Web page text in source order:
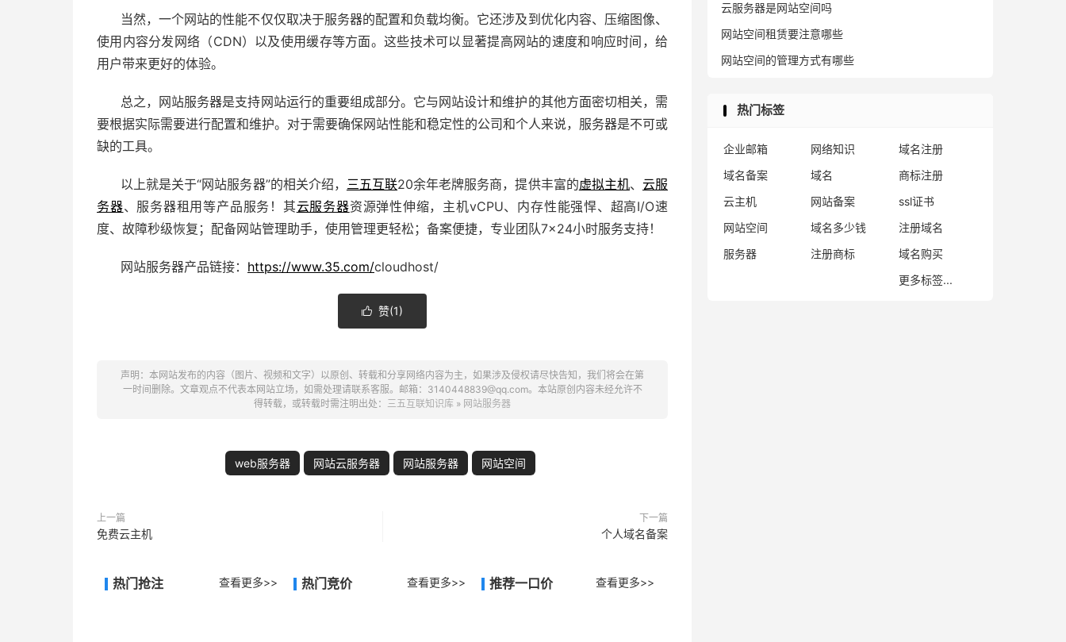
当然，一个网站的性能不仅仅取决于服务器的配置和负载均衡。它还涉及到优化内容、压缩图像、
使用内容分发网络（CDN）以及使用缓存等方面。这些技术可以显著提高网站的速度和响应时间，给
用户带来更好的体验。
总之，网站服务器是支持网站运行的重要组成部分。它与网站设计和维护的其他方面密切相关，需
要根据实际需要进行配置和维护。对于需要确保网站性能和稳定性的公司和个人来说，服务器是不可或
缺的工具。
以上就是关于“网站服务器”的相关介绍， 三五互联20余年老牌服务商，提供丰富的虚拟主机、 云服
务器、服务器租用等产品服务！其云服务器资源弹性伸缩，主机vCPU、内存性能强悍、超高I/O速
度、故障秒级恢复；配备网站管理助手，使用管理更轻松；备案便捷，专业团队7×24小时服务支持！
网站服务器产品链接： https://www.35.com/cloudhost/
 赞(1)
声明：本网站发布的内容（图片、视频和文字）以原创、转载和分享网络内容为主，如果涉及侵权请尽快告知，我们将会在第
一时间删除。文章观点不代表本网站立场，如需处理请联系客服。邮箱：3140448839@qq.com。本站原创内容未经允许不
得转载，或转载时需注明出处： 三五互联知识库 » 网站服务器
web服务器 网站云服务器 网站服务器 网站空间
上一篇
免费云主机
下一篇
个人域名备案
热门抢注 查看更多>> 热门竞价 查看更多>> 推荐一口价 查看更多>>
云服务器是网站空间吗
网站空间租赁要注意哪些
网站空间的管理方式有哪些
热门标签
企业邮箱 网络知识
域名注册
域名备案
域名
商标注册
云主机
网站备案
ssl证书
网站空间
域名多少钱
注册域名
服务器
注册商标
域名购买
更多标签...